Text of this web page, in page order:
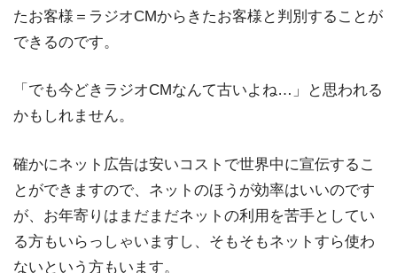
たお客様＝ラジオCMからきたお客様と判別することが
できるのです。
「でも今どきラジオCMなんて古いよね…」と思われる
かもしれません。
確かにネット広告は安いコストで世界中に宣伝するこ
とができますので、ネットのほうが効率はいいのです
が、お年寄りはまだまだネットの利用を苦手としてい
る方もいらっしゃいますし、そもそもネットすら使わ
ないという方もいます。